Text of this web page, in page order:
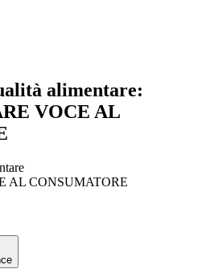
alimentare:
VOCE AL
AL CONSUMATORE